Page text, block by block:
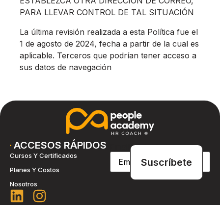
PARA LLEVAR CONTROL DE TAL SITUACIÓN
La última revisión realizada a esta Política fue el
1 de agosto de 2024, fecha a partir de la cual es
aplicable. Terceros que podrían tener acceso a
sus datos de navegación
ACCESOS RÁPIDOS
Cursos Y Certificados
Planes Y Costos
Nosotros
(Obligatorio)